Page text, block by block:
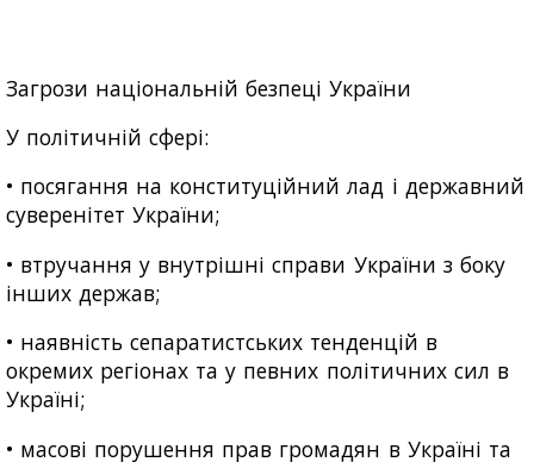
Загрози національній безпеці України
У політичній сфері:
• посягання на конституційний лад і державний
суверенітет України;
• втручання у внутрішні справи України з боку
інших держав;
• наявність сепаратистських тенденцій в
окремих регіонах та у певних політичних сил в
Україні;
• масові порушення прав громадян в Україні та